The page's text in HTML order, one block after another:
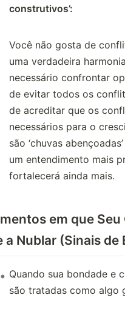
construtivos’:
Você não gosta de
uma verdadeira
necessário confrontar
de evitar todos os
de acreditar que os
necessários para o
são ‘chuvas
um entendimento mais
fortalecerá ainda mais.
em que Seu
a Nublar (Sinais de
Quando sua bondade e
são tratadas como algo